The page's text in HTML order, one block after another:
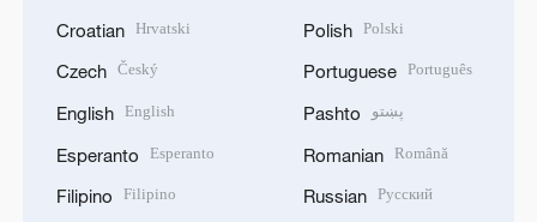
Croatian Hrvatski
Czech Český
English English
Esperanto Esperanto
Filipino Filipino
Polish Polski
Portuguese Português
Pashto پښتو
Romanian Română
Russian Русский